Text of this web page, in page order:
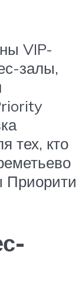
VIP-
залы,
тех, кто
Приорити